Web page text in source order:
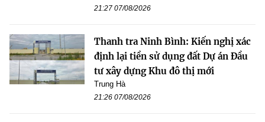
21:27 07/08/2026
Thanh tra Ninh Bình: Kiến nghị xác
định lại tiền sử dụng đất Dự án Đầu
tư xây dựng Khu đô thị mới
Trung Hà
21:26 07/08/2026